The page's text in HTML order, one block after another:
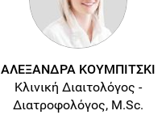
ΑΛΕΞΑΝΔΡΑ ΚΟΥΜΠΙΤΣΚΙ
Κλινική Διαιτολόγος -
Διατροφολόγος, M.Sc.